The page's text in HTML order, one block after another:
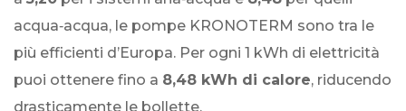
acqua‑acqua, le pompe KRONOTERM sono tra le
più efficienti d’Europa. Per ogni 1 kWh di elettricità
puoi ottenere fino a 8,48 kWh di calore, riducendo
drasticamente le bollette.